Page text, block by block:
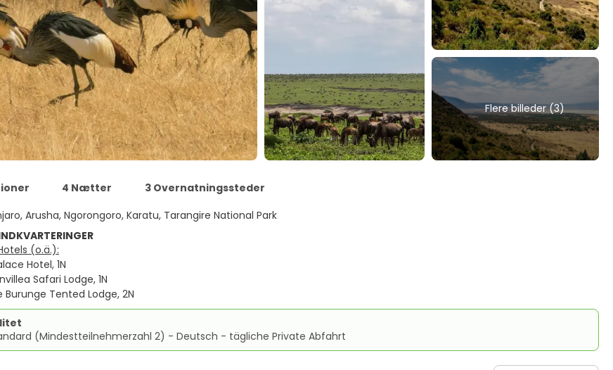
Flere billeder (3)
4 Nætter
3 Overnatningssteder
Arusha, Ngorongoro, Karatu, Tarangire National Park
(o.ä.):
Hotel, 1N
Safari Lodge, 1N
Burunge Tented Lodge, 2N
(Mindestteilnehmerzahl 2) - Deutsch - tägliche Private Abfahrt